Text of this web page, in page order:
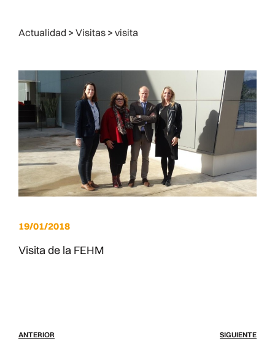
Actualidad > Visitas > visita
19/01/2018
Visita de la FEHM
ANTERIOR SIGUIENTE